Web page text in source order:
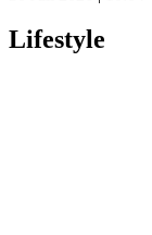
Lifestyle